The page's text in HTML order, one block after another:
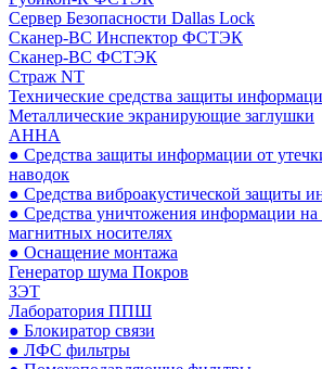
Сервер Безопасности Dallas Lock
Сканер-ВС Инспектор ФСТЭК
Сканер-ВС ФСТЭК
Страж NT
Технические средства защиты
Металлические экранирующие заглушки
АННА
● Средства защиты информации от
наводок
● Средства виброакустической защиты
● Средства уничтожения информации
магнитных носителях
● Оснащение монтажа
Генератор шума Покров
ЗЭТ
Лаборатория ППШ
● Блокиратор связи
● ЛФС фильтры